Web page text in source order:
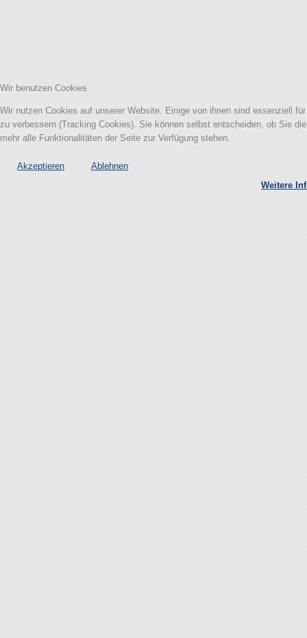
Wir benutzen Cookies
Wir nutzen Cookies auf unserer Website. Einige von ihnen sind essenziell
zu verbessern (Tracking Cookies). Sie können selbst entscheiden, ob Sie
mehr alle Funktionalitäten der Seite zur Verfügung stehen.
Akzeptieren
Ablehnen
Weitere